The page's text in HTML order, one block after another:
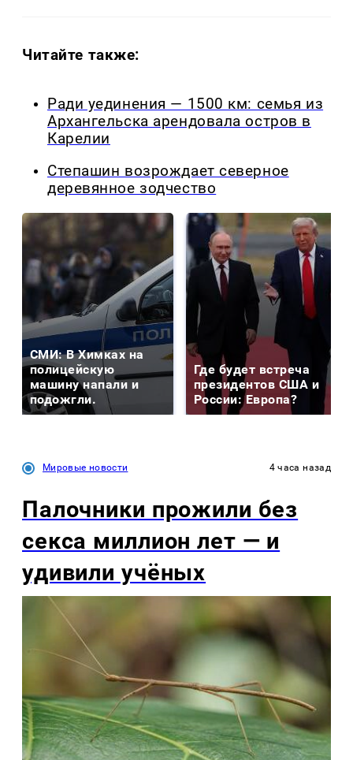
Читайте также:
Ради уединения — 1500 км: семья из
Архангельска арендовала остров в
Карелии
Степашин возрождает северное
деревянное зодчество
СМИ: В Химках на
полицейскую
машину напали и
подожгли.
Где будет встреча
президентов США и
России: Европа?
Мировые новости 4 часа назад
Палочники прожили без
секса миллион лет — и
удивили учёных